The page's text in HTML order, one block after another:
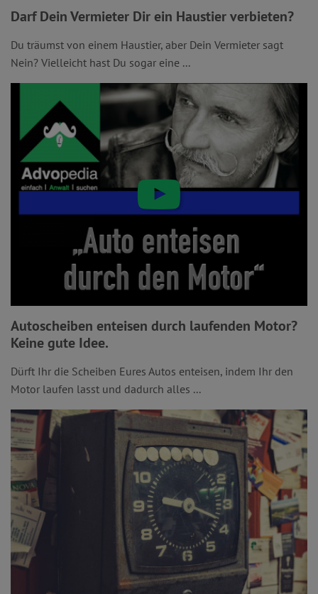
Darf Dein Vermieter Dir ein Haustier verbieten?
Du träumst von einem Haustier, aber Dein Vermieter sagt
Nein? Vielleicht hast Du sogar eine ...
Autoscheiben enteisen durch laufenden Motor?
Keine gute Idee.
Dürft Ihr die Scheiben Eures Autos enteisen, indem Ihr den
Motor laufen lasst und dadurch alles ...